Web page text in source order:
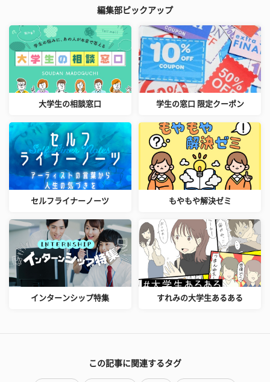
編集部ピックアップ
大学生の相談窓口 学生の窓口 限定クーポン
セルフライナーノーツ もやもや解決ゼミ
インターンシップ特集 すれみの大学生あるある
この記事に関連するタグ